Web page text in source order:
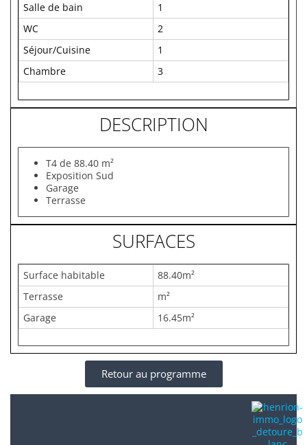
Salle de bain
1
WC
2
Séjour/Cuisine
1
Chambre
3
DESCRIPTION
T4 de 88.40 m²
Exposition Sud
Garage
Terrasse
SURFACES
Surface habitable
88.40m²
Terrasse
m²
Garage
16.45m²
Retour au programme